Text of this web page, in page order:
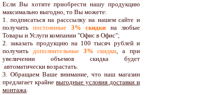
Если Вы хотите приобрести нашу продукцию
максимально выгодно, то Вы можете:
1. подписаться на расссылку на нашем сайте и
получитьпостоянные 3% скидки на любые
Товары и Услуги компании "Офис в Офис";
2. заказать продукцию на 100 тысяч рублей и
получить дополнительные3% скидки, а при
увеличении объемов скидка будет
автоматически возрастать.
3. Обращаем Ваше внимание, что наш магазин
предлагает крайне выгодные условия доставки и
монтажа.